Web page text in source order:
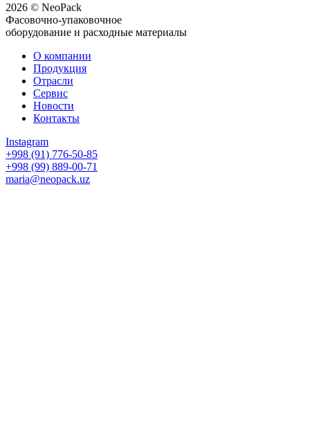
2026 © NeoPack
Фасовочно-упаковочное
оборудование и расходные материалы
О компании
Продукция
Отрасли
Сервис
Новости
Контакты
Instagram
+998 (91) 776-50-85
+998 (99) 889-00-71
maria@neopack.uz